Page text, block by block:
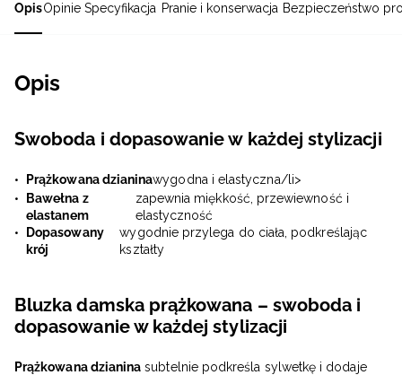
OpisOpinie Specyfikacja Pranie i konserwacja Bezpieczeństwo
Opis
Swoboda i dopasowanie w każdej stylizacji
Prążkowana dzianinawygodna i elastyczna/li>
Bawełna z
elastanem
zapewnia miękkość, przewiewność i
elastyczność
Dopasowany
krój
wygodnie przylega do ciała, podkreślając
kształty
Bluzka damska prążkowana – swoboda i
dopasowanie w każdej stylizacji
Prążkowana dzianina subtelnie podkreśla sylwetkę i dodaje